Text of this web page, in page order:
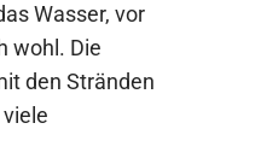
Wasser, vor
wohl. Die
den Stränden